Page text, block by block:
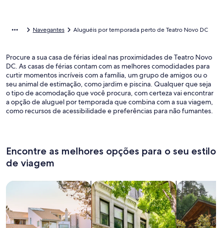
Navegantes Aluguéis por temporada perto de Teatro Novo DC
Procure a sua casa de férias ideal nas proximidades de Teatro Novo
DC. As casas de férias contam com as melhores comodidades para
curtir momentos incríveis com a família, um grupo de amigos ou o
seu animal de estimação, como jardim e piscina. Qualquer que seja
o tipo de acomodação que você procura, com certeza vai encontrar
a opção de aluguel por temporada que combina com a sua viagem,
como recursos de acessibilidade e preferências para não fumantes.
Encontre as melhores opções para o seu estilo
de viagem
Busque casas Busque apartamentos buscar